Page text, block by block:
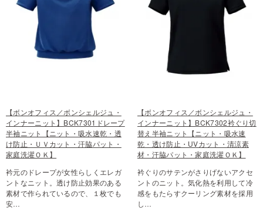
【ボンオフィス／ボンシェルジュ・
インナーニット】BCK7301ドレープ
半袖ニット【ニット・吸水速乾・透
け防止・ＵＶカット・汗脇パット・
家庭洗濯ＯＫ】
衿元のドレープが女性らしくエレガ
ントなニット。透け防止効果のある
素材で作られているので、１枚でも
安…
【ボンオフィス／ボンシェルジュ・
インナーニット】BCK7302衿ぐり切
替え半袖ニット【ニット・吸水速
乾・透け防止・UVカット・清涼素
材・汗脇パット・家庭洗濯ＯＫ】
衿ぐりのサテンがさりげないアクセ
ントのニット。気化熱を利用して冷
感をもたらすクーリング素材を採用
し…